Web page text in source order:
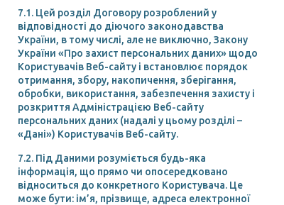
7.1. Цей розділ Договору розроблений у
відповідності до діючого законодавства
України, в тому числі, але не виключно, Закону
України «Про захист персональних даних» щодо
Користувачів Веб-сайту і встановлює порядок
отримання, збору, накопичення, зберігання,
обробки, використання, забезпечення захисту і
розкриття Адміністрацією Веб-сайту
персональних даних (надалі у цьому розділі –
«Дані») Користувачів Веб-сайту.
7.2. Під Даними розуміється будь-яка
інформація, що прямо чи опосередковано
відноситься до конкретного Користувача. Це
може бути: ім’я, прізвище, адреса електронної